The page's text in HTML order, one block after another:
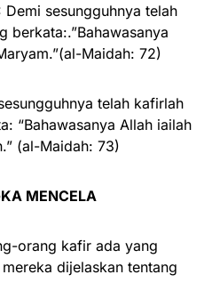
sesungguhnya telah
berkata:.”Bahawasanya
Maidah: 72)
telah kafirlah
“Bahawasanya Allah iailah
(al-Maidah: 73)
MENCELA
orang kafir ada yang
dijelaskan tentang